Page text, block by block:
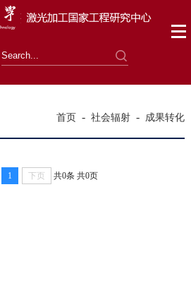
首页 - 社会辐射 - 成果转化
1 下页 共0条 共0页